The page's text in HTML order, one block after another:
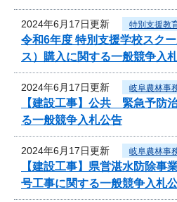
2024年6月17日更新 特別支援教
令和6年度 特別支援学校スク
ス）購入に関する一般競争入
2024年6月17日更新 岐阜農林事
【建設工事】公共 緊急予防
る一般競争入札公告
2024年6月17日更新 岐阜農林事
【建設工事】県営湛水防除
号工事に関する一般競争入札